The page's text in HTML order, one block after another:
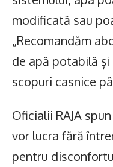
modificată sau
„Recomandăm
de apă potabilă și
scopuri casnice
Oficialii RAJA
vor lucra fără
pentru